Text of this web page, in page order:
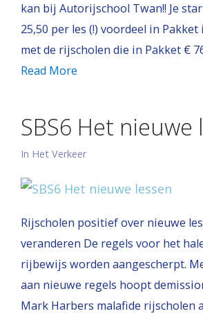
kan bij Autorijschool Twan!! Je
25,50 per les (!) voordeel in
met de rijscholen die in Pakket €
Read More
SBS6 Het nieuwe
In Het Verkeer
Rijscholen positief over nieuwe
veranderen De regels voor het
rijbewijs worden aangescherpt.
aan nieuwe regels hoopt
Mark Harbers malafide rijscholen